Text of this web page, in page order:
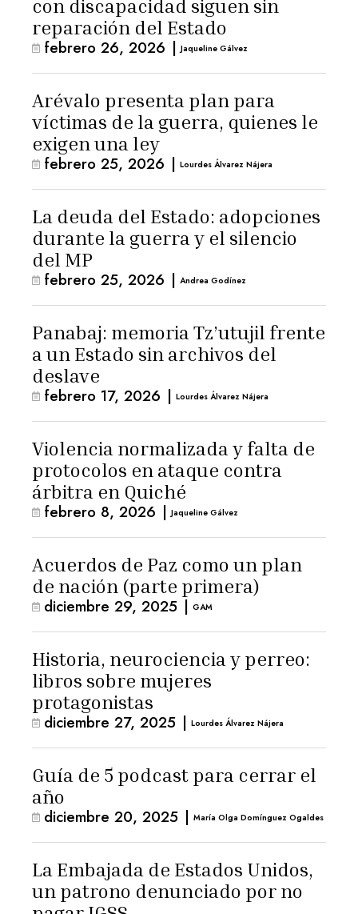
con discapacidad siguen sin
reparación del Estado
febrero 26, 2026 | Jaqueline Gálvez
Arévalo presenta plan para
víctimas de la guerra, quienes le
exigen una ley
febrero 25, 2026 | Lourdes Álvarez Nájera
La deuda del Estado: adopciones
durante la guerra y el silencio
del MP
febrero 25, 2026 | Andrea Godínez
Panabaj: memoria Tz’utujil frente
a un Estado sin archivos del
deslave
febrero 17, 2026 | Lourdes Álvarez Nájera
Violencia normalizada y falta de
protocolos en ataque contra
árbitra en Quiché
febrero 8, 2026 | Jaqueline Gálvez
Acuerdos de Paz como un plan
de nación (parte primera)
diciembre 29, 2025 | GAM
Historia, neurociencia y perreo:
libros sobre mujeres
protagonistas
diciembre 27, 2025 | Lourdes Álvarez Nájera
Guía de 5 podcast para cerrar el
año
diciembre 20, 2025 | María Olga Domínguez Ogaldes
La Embajada de Estados Unidos,
un patrono denunciado por no